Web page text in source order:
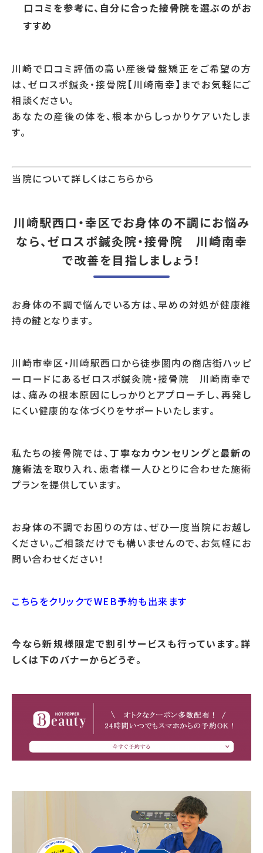
口コミを参考に、自分に合った接骨院を選ぶのがお
すすめ
川崎で口コミ評価の高い産後骨盤矯正をご希望の方
は、ゼロスポ鍼灸・接骨院【川崎南幸】までお気軽にご
相談ください。
あなたの産後の体を、根本からしっかりケアいたしま
す。
当院について詳しくはこちらから
川崎駅西口・幸区でお身体の不調にお悩み
なら、ゼロスポ鍼灸院・接骨院 川崎南幸
で改善を目指しましょう！
お身体の不調で悩んでいる方は、早めの対処が健康維
持の鍵となります。
川崎市幸区・川崎駅西口から徒歩圏内の商店街ハッピ
ーロードにあるゼロスポ鍼灸院・接骨院 川崎南幸で
は、痛みの根本原因にしっかりとアプローチし、再発し
にくい健康的な体づくりをサポートいたします。
私たちの接骨院では、丁寧なカウンセリングと最新の
施術法を取り入れ、患者様一人ひとりに合わせた施術
プランを提供しています。
お身体の不調でお困りの方は、ぜひ一度当院にお越し
ください。ご相談だけでも構いませんので、お気軽にお
問い合わせください！
こちらをクリックでWEB予約も出来ます
今なら新規様限定で割引サービスも行っています。詳
しくは下のバナーからどうぞ。